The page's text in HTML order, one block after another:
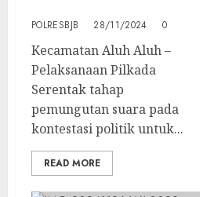
POLRESBJB 28/11/2024 0
Kecamatan Aluh Aluh –
Pelaksanaan Pilkada
Serentak tahap
pemungutan suara pada
kontestasi politik untuk...
READ MORE